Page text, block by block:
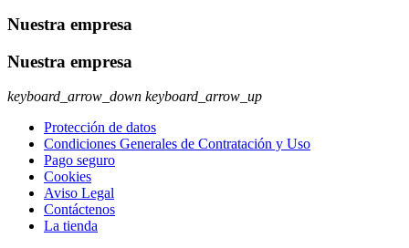
Nuestra empresa
Nuestra empresa
keyboard_arrow_down keyboard_arrow_up
Protección de datos
Condiciones Generales de Contratación y Uso
Pago seguro
Cookies
Aviso Legal
Contáctenos
La tienda